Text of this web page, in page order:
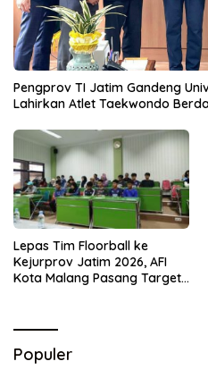
Pengprov TI Jatim Gandeng
Lahirkan Atlet Taekwondo
Lepas Tim Floorball ke
Kejurprov Jatim 2026, AFI
Kota Malang Pasang Target
Populer